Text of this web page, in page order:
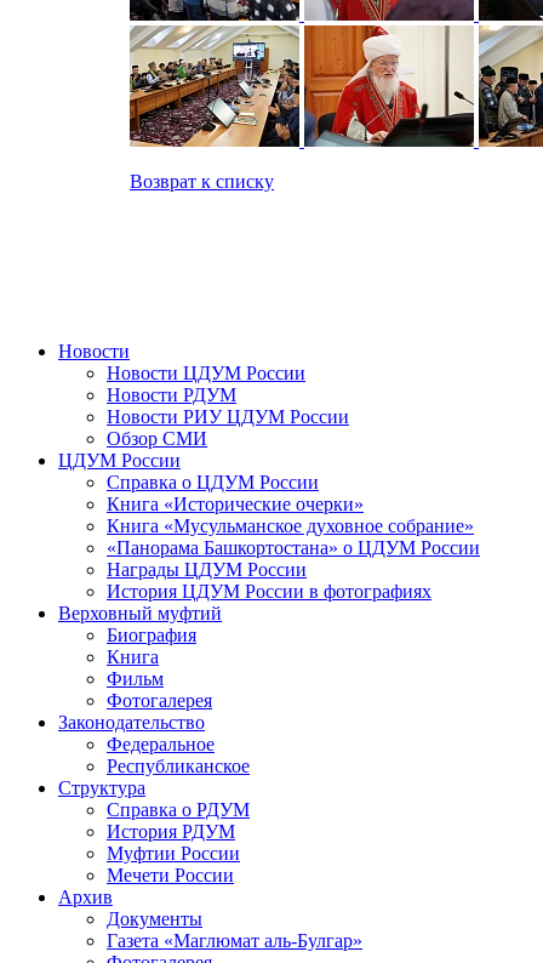
Возврат к списку
Новости
Новости ЦДУМ России
Новости РДУМ
Новости РИУ ЦДУМ России
Обзор СМИ
ЦДУМ России
Справка о ЦДУМ России
Книга «Исторические очерки»
Книга «Мусульманское духовное собрание»
«Панорама Башкортостана» о ЦДУМ России
Награды ЦДУМ России
История ЦДУМ России в фотографиях
Верховный муфтий
Биография
Книга
Фильм
Фотогалерея
Законодательство
Федеральное
Республиканское
Структура
Справка о РДУМ
История РДУМ
Муфтии России
Мечети России
Архив
Документы
Газета «Маглюмат аль-Булгар»